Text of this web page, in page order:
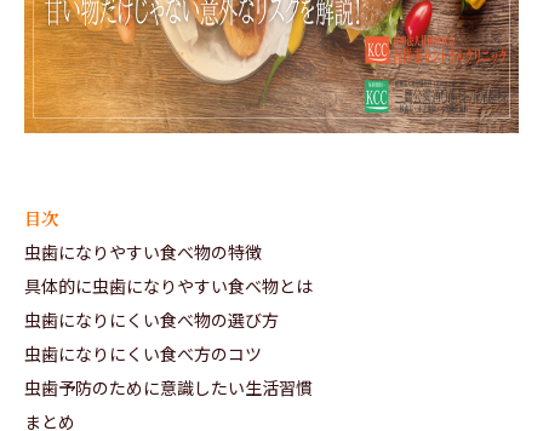
目次
虫歯になりやすい食べ物の特徴
具体的に虫歯になりやすい食べ物とは
虫歯になりにくい食べ物の選び方
虫歯になりにくい食べ方のコツ
虫歯予防のために意識したい生活習慣
まとめ